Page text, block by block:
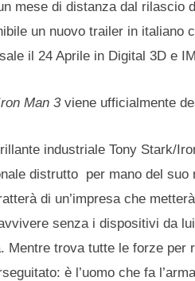
mese di distanza dal
un nuovo trailer in italiano
il 24 Aprile in Digital 3D e
Man 3viene ufficialmente
industriale Tony Stark/
distrutto per mano del
di un’impresa che
senza i dispositivi da
Mentre trova tutte le forze
è l’uomo che fa